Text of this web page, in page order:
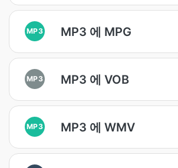
MP3 MP3 에 MPG
MP3 MP3 에 VOB
MP3 MP3 에 WMV